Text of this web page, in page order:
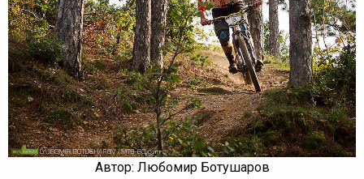
Автор: Любомир Ботушаров